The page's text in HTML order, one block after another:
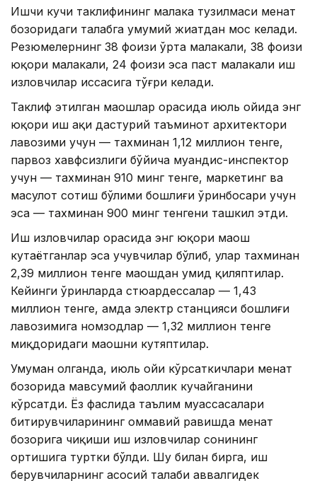
Ишчи кучи таклифининг малака тузилмаси меҳнат
бозоридаги талабга умумий жиҳатдан мос келади.
Резюмелернинг 38 фоизи ўрта малакали, 38 фоизи
юқори малакали, 24 фоизи эса паст малакали иш
изловчилар ҳиссасига тўғри келади.
Таклиф этилган маошлар орасида июль ойида энг
юқори иш ҳақи дастурий таъминот архитектори
лавозими учун — тахминан 1,12 миллион тенге,
парвоз хавфсизлиги бўйича муҳандис-инспектор
учун — тахминан 910 минг тенге, маркетинг ва
маҳсулот сотиш бўлими бошлиғи ўринбосари учун
эса — тахминан 900 минг тенгени ташкил этди.
Иш изловчилар орасида энг юқори маош
кутаётганлар эса учувчилар бўлиб, улар тахминан
2,39 миллион тенге маошдан умид қиляптилар.
Кейинги ўринларда стюардессалар — 1,43
миллион тенге, ҳамда электр станцияси бошлиғи
лавозимига номзодлар — 1,32 миллион тенге
миқдоридаги маошни кутяптилар.
Умуман олганда, июль ойи кўрсаткичлари меҳнат
бозорида мавсумий фаоллик кучайганини
кўрсатди. Ёз фаслида таълим муассасалари
битирувчиларининг оммавий равишда меҳнат
бозорига чиқиши иш изловчилар сонининг
ортишига туртки бўлди. Шу билан бирга, иш
берувчиларнинг асосий талаби аввалгидек